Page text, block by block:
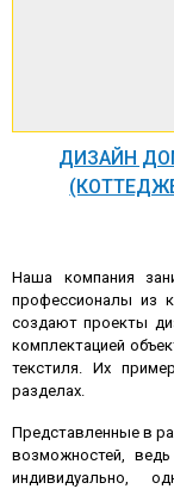
ДИЗАЙН
Наша компания
профессионалы из
создают проекты
комплектацией
текстиля. Их
разделах.
Представленные в
возможностей,
индивидуально,